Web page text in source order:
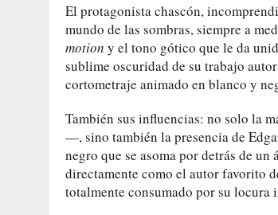
El protagonista chascón,
mundo de las sombras, siempre a
motion y el tono gótico que le da
sublime oscuridad de su trabajo
cortometraje animado en blanco y
También sus influencias: no solo la
—, sino también la presencia de
negro que se asoma por detrás de
directamente como el autor favorito
totalmente consumado por su locura